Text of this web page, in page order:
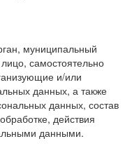
муниципальный
самостоятельно
и/или
данных, а также
данных, состав
действия
данными.